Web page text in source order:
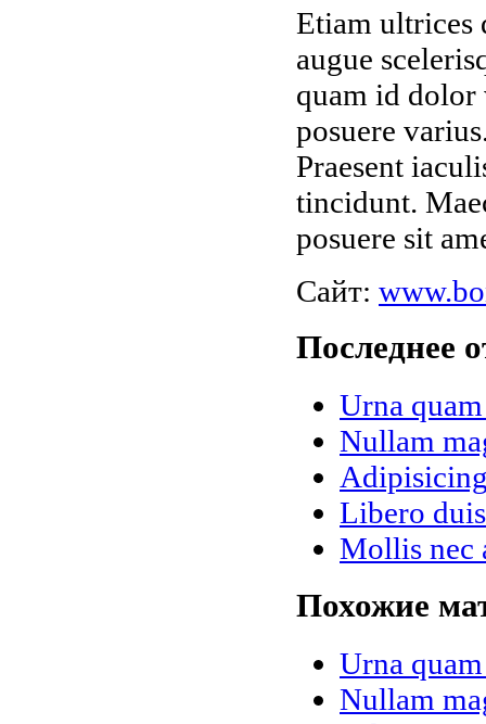
Etiam ultrices
augue
quam id
posuere
Praesent
tincidunt.
posuere sit
Сайт:
Последнее
Urna
Nullam
Libero
Mollis nec
Похожие
Urna
Nullam